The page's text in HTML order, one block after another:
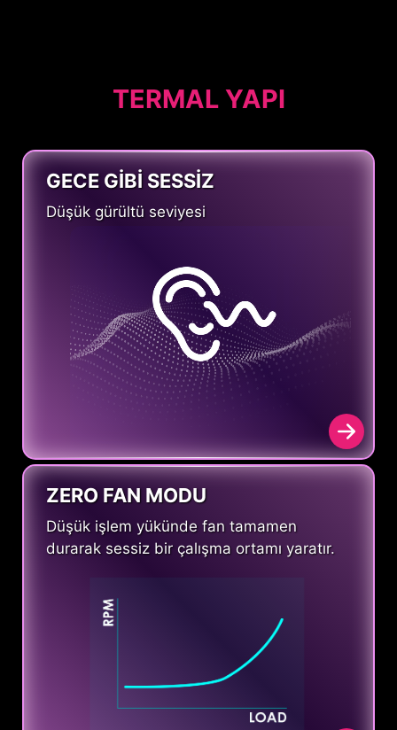
TERMAL YAPI
GECE GİBİ SESSİZ
Düşük gürültü seviyesi
ZERO FAN MODU
Düşük işlem yükünde fan tamamen
durarak sessiz bir çalışma ortamı yaratır.